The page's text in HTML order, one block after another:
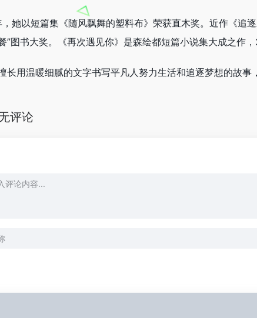
她以短篇集《随风飘舞的塑料布》荣获直木奖。近作《追
”图书大奖。《再次遇见你》是森绘都短篇小说集大成之作
长用温暖细腻的文字书写平凡人努力生活和追逐梦想的故事
评论